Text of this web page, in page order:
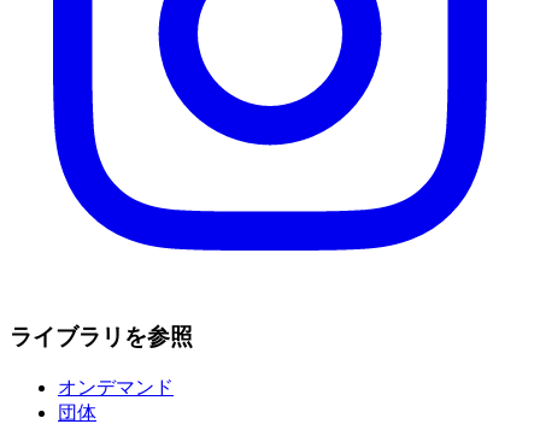
ライブラリを参照
オンデマンド
団体